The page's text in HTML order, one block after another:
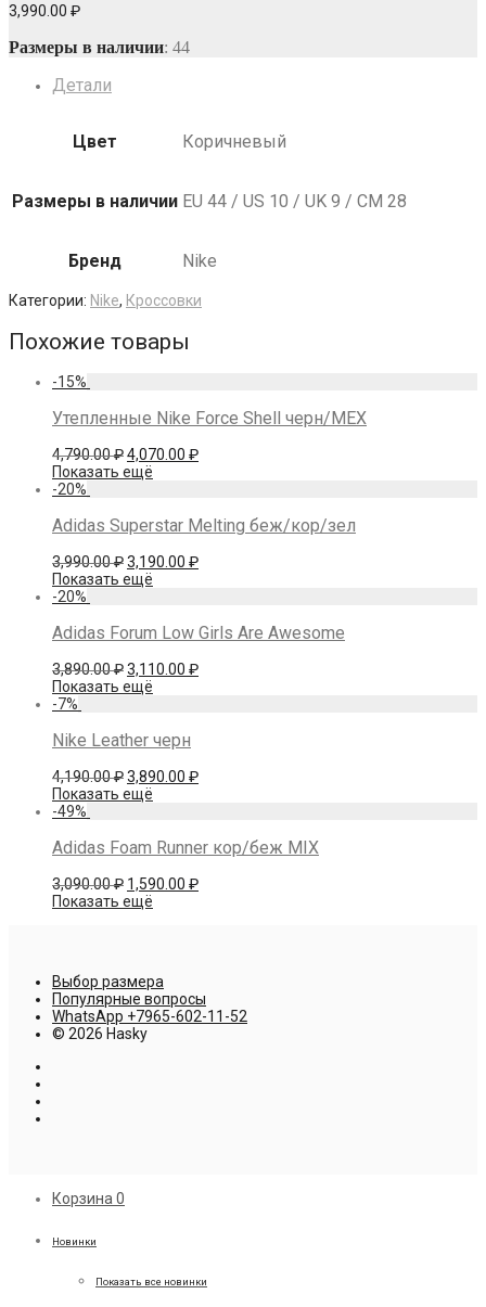
3,990.00 ₽
Размеры в наличии: 44
Детали
Цвет Коричневый
Размеры в наличии EU 44 / US 10 / UK 9 / СМ 28
Бренд Nike
Категории: Nike, Кроссовки
Похожие товары
-15%
Утепленные Nike Force Shell черн/МЕХ
4,790.00₽Первоначальная
цена
4,070.00 ₽Текущая
Показать ещё
-20%
Adidas Superstar Melting беж/кор/зел
3,990.00₽Первоначальная
цена
3,190.00 ₽Текущая
Показать ещё
-20%
Adidas Forum Low Girls Are Awesome
3,890.00₽Первоначальная
цена
3,110.00 ₽Текущая
Показать ещё
-7%
Nike Leather черн
4,190.00₽Первоначальная
цена
3,890.00 ₽Текущая
Показать ещё
-49%
Adidas Foam Runner кор/беж MIX
3,090.00₽ Первоначальная
цена
1,590.00 ₽Текущая
Показать ещё
Выбор размера
Популярные вопросы
WhatsApp +7965-602-11-52
© 2026 Hasky
Корзина 0
Новинки
Показать все новинки